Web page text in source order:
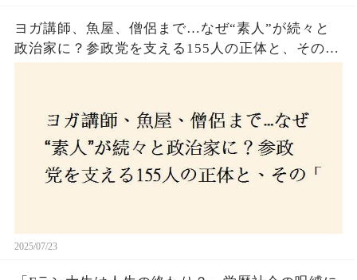
ヨガ講師、魚屋、僧侶まで…なぜ“素人”が続々と
政治家に？参政党を支える155人の正体と、その
2025/07/23